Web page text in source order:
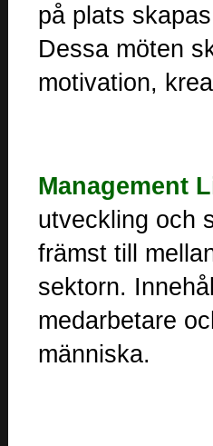
på plats
Dessa möten
motivation,
Management
utveckling och
främst till
sektorn.
medarbetare
människa.